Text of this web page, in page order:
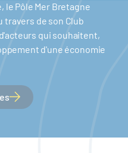
le Pôle Mer Bretagne
travers de son Club
qui souhaitent,
d'une économie